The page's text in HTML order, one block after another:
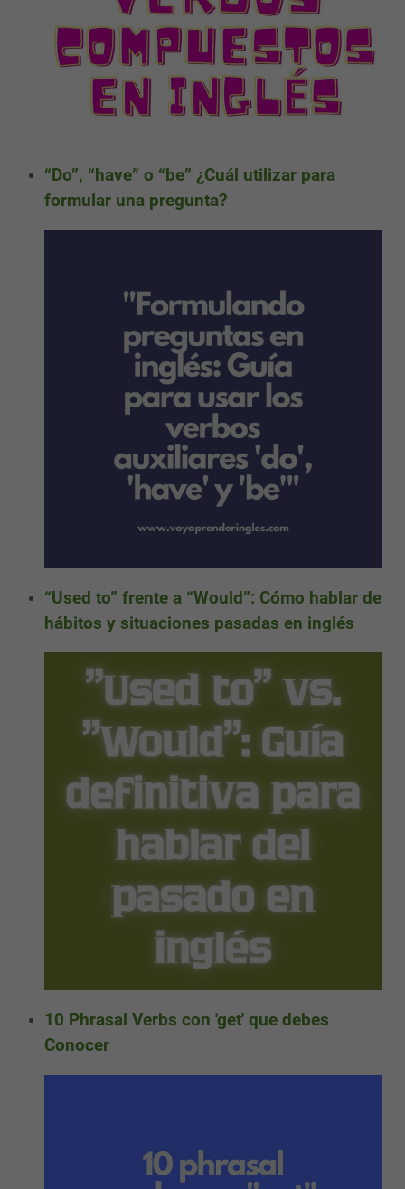
“Do”, “have” o “be” ¿Cuál utilizar para
formular una pregunta?
“Used to” frente a “Would”: Cómo hablar de
hábitos y situaciones pasadas en inglés
10 Phrasal Verbs con 'get' que debes
Conocer